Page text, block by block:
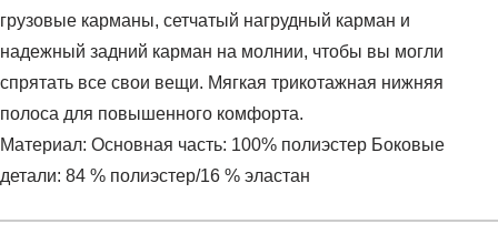
грузовые карманы, сетчатый нагрудный карман и
надежный задний карман на молнии, чтобы вы могли
спрятать все свои вещи. Мягкая трикотажная нижняя
полоса для повышенного комфорта.
Материал: Основная часть: 100% полиэстер Боковые
детали: 84 % полиэстер/16 % эластан